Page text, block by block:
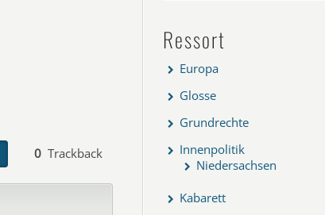
0 Trackback
Ressort
Europa
Glosse
Grundrechte
Innenpolitik
Niedersachsen
Kabarett